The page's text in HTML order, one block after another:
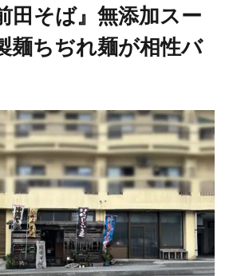
田そば』無添加スー
麺ちぢれ麺が相性バ